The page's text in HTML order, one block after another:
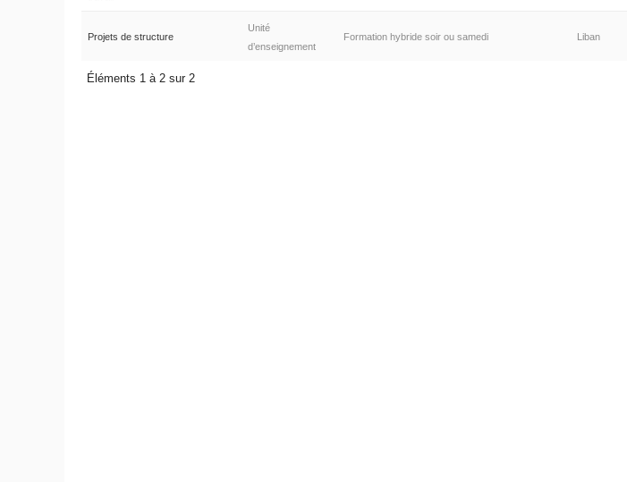
Projets de structure
Unité
d’enseignement
Formation hybride soir ou samedi Liban
Éléments 1 à 2 sur 2